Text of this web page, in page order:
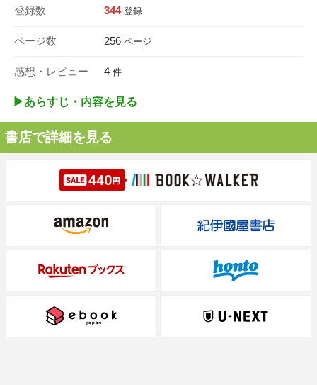
登録数 344 登録
ページ数 256 ページ
感想・レビュー 4 件
▶︎あらすじ・内容を見る
書店で詳細を見る